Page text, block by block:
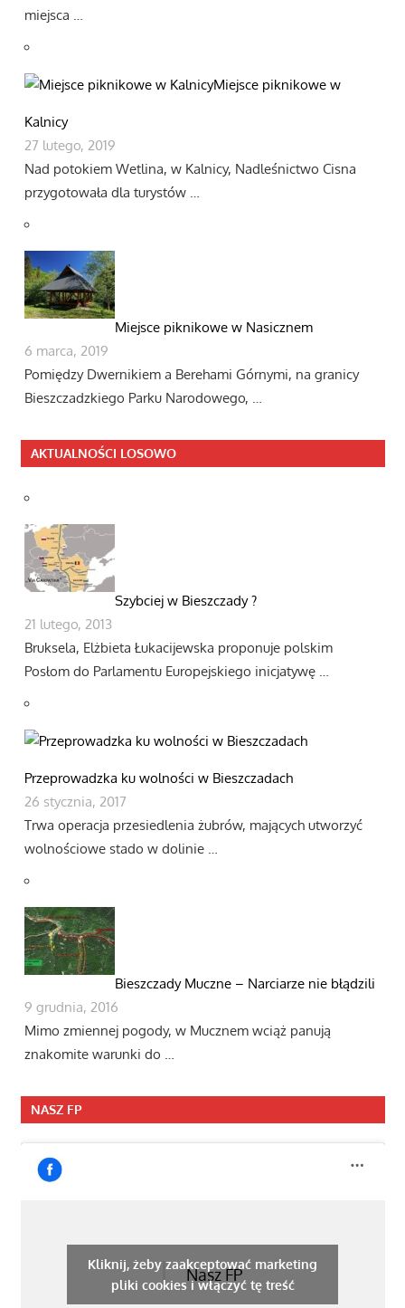
miejsca …
Miejsce piknikowe w
Kalnicy
27 lutego, 2019
Nad potokiem Wetlina, w Kalnicy, Nadleśnictwo Cisna
przygotowała dla turystów …
Miejsce piknikowe w Nasicznem
6 marca, 2019
Pomiędzy Dwernikiem a Berehami Górnymi, na granicy
Bieszczadzkiego Parku Narodowego, …
AKTUALNOŚCI LOSOWO
Szybciej w Bieszczady ?
21 lutego, 2013
Bruksela, Elżbieta Łukacijewska proponuje polskim
Posłom do Parlamentu Europejskiego inicjatywę …
Przeprowadzka ku wolności w Bieszczadach
26 stycznia, 2017
Trwa operacja przesiedlenia żubrów, mających utworzyć
wolnościowe stado w dolinie …
Bieszczady Muczne – Narciarze nie błądzili
9 grudnia, 2016
Mimo zmiennej pogody, w Mucznem wciąż panują
znakomite warunki do …
NASZ FP
Nasz FP
Kliknij, żeby zaakceptować marketing
pliki cookies i włączyć tę treść